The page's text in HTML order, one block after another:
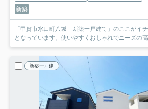
新築
「甲賀市水口町八坂 新築一戸建て」のここがイ
となっています。使いやすくおしゃれでニーズの
新築一戸建